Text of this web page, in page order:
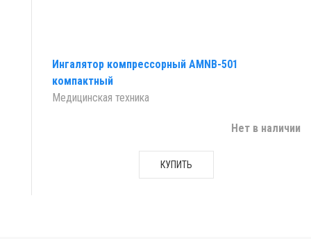
Ингалятор компрессорный AMNB-501
компактный
Медицинская техника
Нет в наличии
КУПИТЬ